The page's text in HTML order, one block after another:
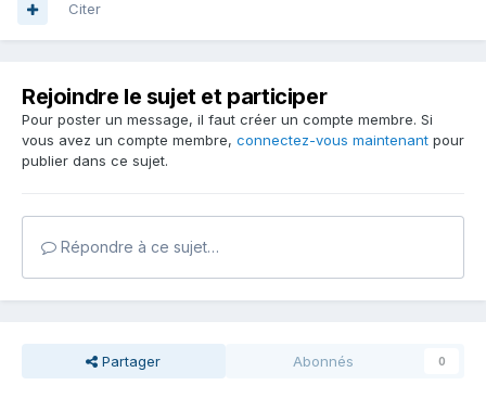
Citer
Rejoindre le sujet et participer
Pour poster un message, il faut créer un compte membre. Si
vous avez un compte membre, connectez-vous maintenant pour
publier dans ce sujet.
Répondre à ce sujet…
Partager Abonnés 0